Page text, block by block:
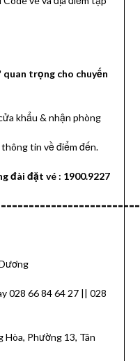
trọng cho chuyến
khẩu & nhận phòng
tin về điểm đến.
đài đặt vé : 1900.9227
028 66 84 64 27 || 028
Hòa, Phường 13, Tân